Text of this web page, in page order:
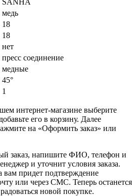
медь
18
18
нет
пресс соединение
медные
45°
1
интернет-магазине выберите
его в корзину. Далее
на «Оформить заказ» или
заказ, напишите ФИО, телефон и
и уточнит условия заказа.
вам придет подтверждение
или через СМС. Теперь останется
новой покупке.